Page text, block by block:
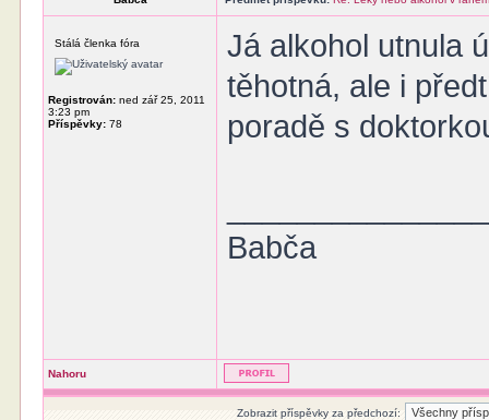
Stálá členka fóra
Registrován: ned zář 25, 2011
3:23 pm
Příspěvky: 78
Já alkohol utnula
těhotná, ale i
poradě s
Babča
Nahoru
Zobrazit příspěvky za předchozí: